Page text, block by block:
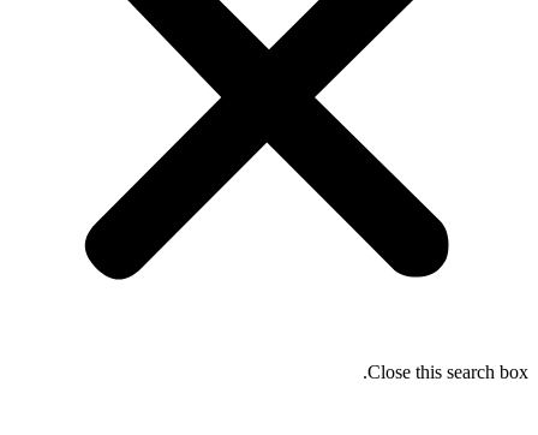
Close this search box.